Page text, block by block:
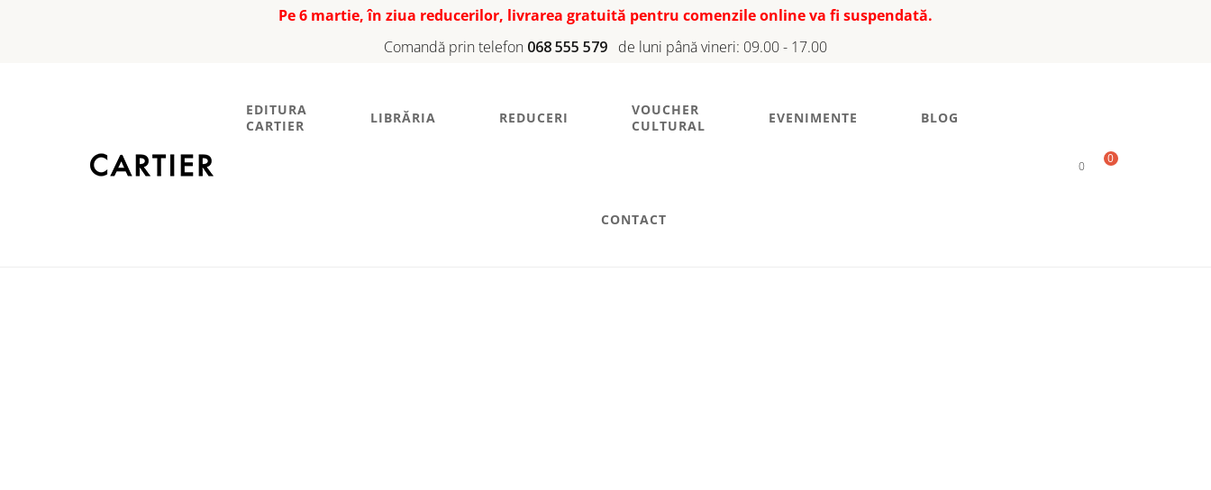
Pe 6 martie, în ziua reducerilor, livrarea gratuită pentru comenzile online va fi suspendată.
Comandă prin telefon 068 555 579 de luni până vineri: 09.00 - 17.00
EDITURA
CARTIER
LIBRĂRIA REDUCERI
VOUCHER
CULTURAL
EVENIMENTE BLOG
CONTACT
0
0